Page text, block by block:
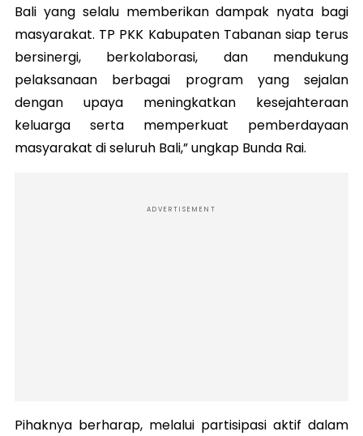
Bali yang selalu memberikan dampak nyata bagi
masyarakat. TP PKK Kabupaten Tabanan siap terus
bersinergi, berkolaborasi, dan mendukung
pelaksanaan berbagai program yang sejalan
dengan upaya meningkatkan kesejahteraan
keluarga serta memperkuat pemberdayaan
masyarakat di seluruh Bali,” ungkap Bunda Rai.
ADVERTISEMENT
Pihaknya berharap, melalui partisipasi aktif dalam